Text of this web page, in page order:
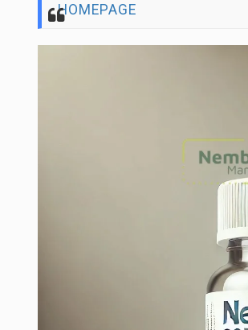
HOMEPAGE